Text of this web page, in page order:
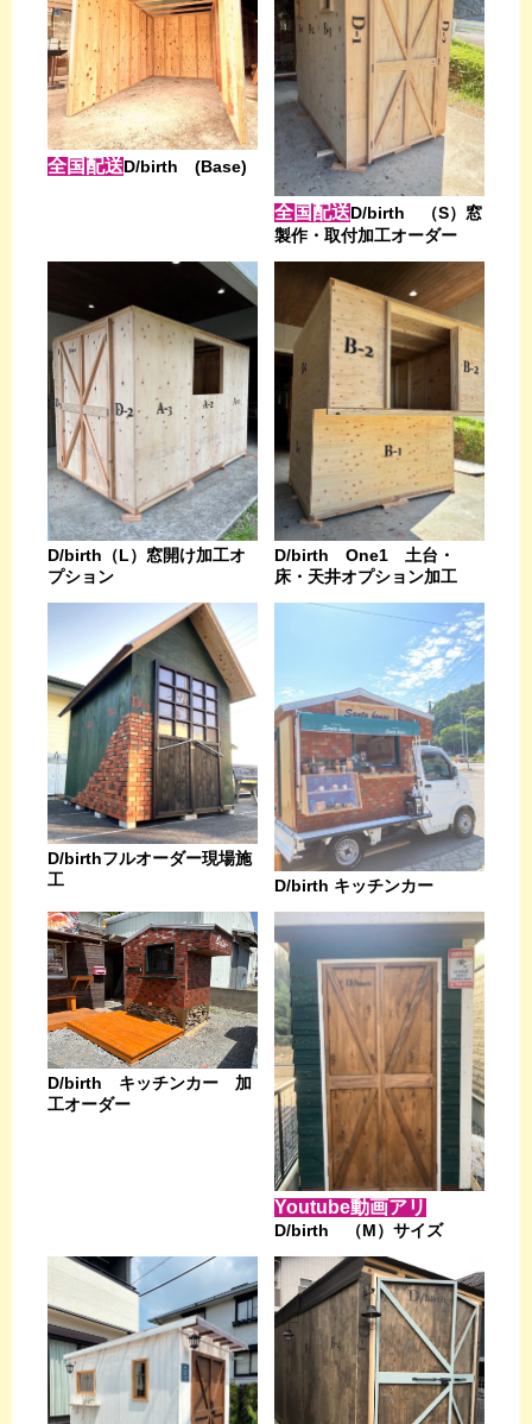
全国配送D/birth (Base)
全国配送D/birth （S）窓
製作・取付加工オーダー
D/birth（L）窓開け加工オ
プション
D/birth One1 土台・
床・天井オプション加工
D/birthフルオーダー現場施
工
D/birth キッチンカー
D/birth キッチンカー 加
工オーダー
Youtube動画アリ
D/birth （M）サイズ